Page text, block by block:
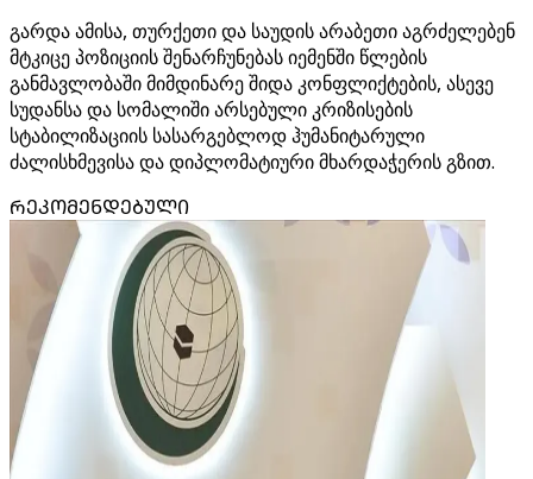
გარდა ამისა, თურქეთი და საუდის არაბეთი აგრძელებენ
მტკიცე პოზიციის შენარჩუნებას იემენში წლების
განმავლობაში მიმდინარე შიდა კონფლიქტების, ასევე
სუდანსა და სომალიში არსებული კრიზისების
სტაბილიზაციის სასარგებლოდ ჰუმანიტარული
ძალისხმევისა და დიპლომატიური მხარდაჭერის გზით.
ᲠᲔᲙᲝᲛᲔᲜᲓᲔᲑᲣᲚᲘ